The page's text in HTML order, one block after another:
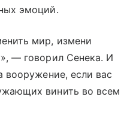
эмоций.
мир, измени
— говорил Сенека. И
вооружение, если вас
винить во всем